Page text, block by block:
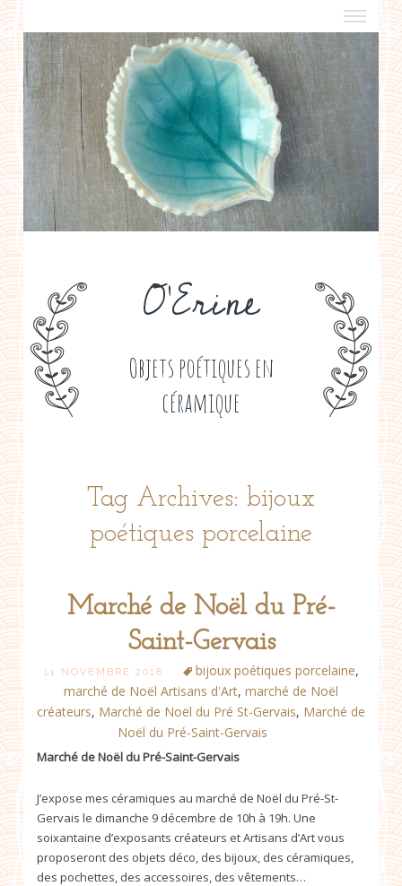
O'Erine
Objets poétiques en
céramique
a propos
boutiques de créateurs
contact
politique de confidentialité
Tag Archives: bijoux
poétiques porcelaine
Marché de Noël du Pré-
Saint-Gervais
11 NOVEMBRE 2018 bijoux poétiques porcelaine,
marché de Noël Artisans d'Art, marché de Noël
créateurs, Marché de Noël du Pré St-Gervais, Marché de
Noël du Pré-Saint-Gervais
Marché de Noël du Pré-Saint-Gervais
J’expose mes céramiques au marché de Noël du Pré-St-
Gervais le dimanche 9 décembre de 10h à 19h. Une
soixantaine d’exposants créateurs et Artisans d’Art vous
proposeront des objets déco, des bijoux, des céramiques,
des pochettes, des accessoires, des vêtements…